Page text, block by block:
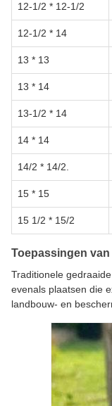
12-1/2 * 12-1/2
12-1/2 * 14
13 * 13
13 * 14
13-1/2 * 14
14 * 14
14/2 * 14/2.
15 * 15
15 1/2 * 15/2
Toepassingen
Traditionele
evenals plaatsen die
landbouw- en